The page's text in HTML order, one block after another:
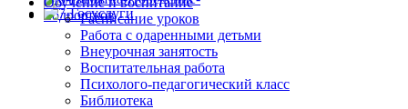
Расписание уроков
Работа с одаренными детьми
Внеурочная занятость
Воспитательная работа
Психолого-педагогический класс
Библиотека